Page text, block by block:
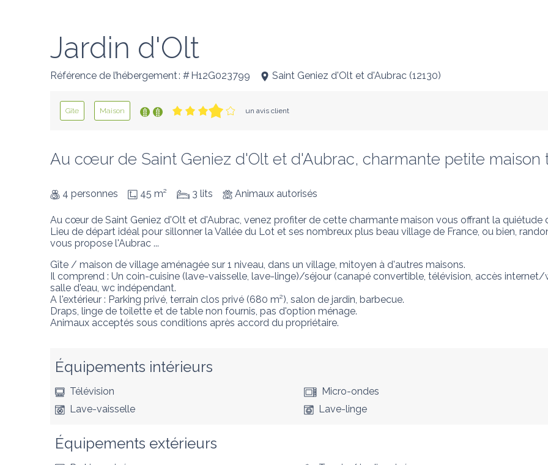
Jardin d'Olt
Référence de l’hébergement : # H12G023799 Saint Geniez d'Olt et d'Aubrac (12130)
Gîte Maison un avis client
Au cœur de Saint Geniez d'Olt et d'Aubrac, charmante petite maison
4 personnes 45 m² 3 lits Animaux autorisés
Au cœur de Saint Geniez d'Olt et d'Aubrac, venez profiter de cette charmante maison vous offrant la
Lieu de départ idéal pour sillonner la Vallée du Lot et ses nombreux plus beau village de France, ou bien,
vous propose l'Aubrac ...
Gîte / maison de village aménagée sur 1 niveau, dans un village, mitoyen à d'autres maisons.
Il comprend : Un coin-cuisine (lave-vaisselle, lave-linge)/séjour (canapé convertible, télévision, accès internet/
salle d'eau, wc indépendant.
A l'extérieur : Parking privé, terrain clos privé (680 m²), salon de jardin, barbecue.
Draps, linge de toilette et de table non fournis, pas d'option ménage.
Animaux acceptés sous conditions après accord du propriétaire.
Équipements intérieurs
Télévision
Micro-ondes
Lave-vaisselle
Lave-linge
Équipements extérieurs